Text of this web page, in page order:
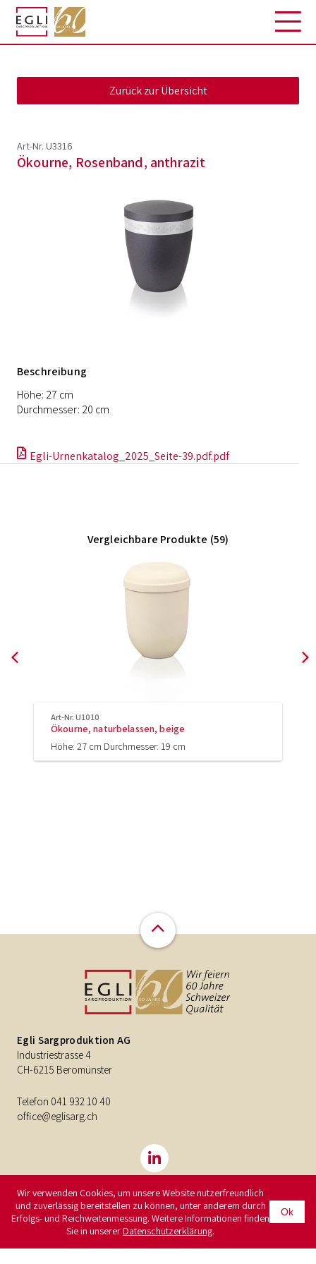
Art-Nr. U3316
Ökourne, Rosenband, anthrazit
Beschreibung
Höhe: 27 cm
Durchmesser: 20 cm
Egli-Urnenkatalog_2025_Seite-39.pdf.pdf
Vergleichbare Produkte (59)
Art-Nr. U1010
Ökourne, naturbelassen, beige
Höhe: 27 cm Durchmesser: 19 cm
Egli Sargproduktion AG
Industriestrasse 4
CH-6215 Beromünster
Telefon 041 932 10 40
office@eglisarg.ch
©2026Egli Sargproduktion AG
Impressum
Datenschutzerklärung
Wir verwenden Cookies, um unsere Website nutzerfreundlich
und zuverlässig bereitstellen zu können, unter anderem durch
Erfolgs- und Reichweitenmessung. Weitere Informationen finden
Sie in unsererDatenschutzerklärung.
Ok